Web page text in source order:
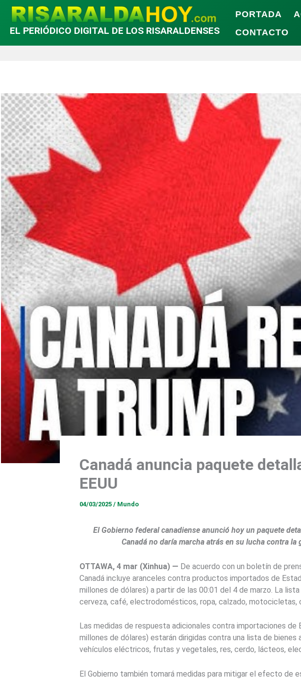
EL PERIÓDICO DIGITAL DE LOS RISARALDENSES
PORTADA
CONTACTO
Canadá anuncia paquete
EEUU
04/03/2025 / Mundo
El Gobierno federal canadiense anunció hoy un paquete
Canadá no daría marcha atrás en su lucha contra
OTTAWA, 4 mar (Xinhua) — De acuerdo con un boletín de
Canadá incluye aranceles contra productos importados de
millones de dólares) a partir de las 00:01 del 4 de marzo. La
cerveza, café, electrodomésticos, ropa, calzado,
Las medidas de respuesta adicionales contra importaciones
millones de dólares) estarán dirigidas contra una lista de
vehículos eléctricos, frutas y vegetales, res, cerdo, lácteos,
El Gobierno también tomará medidas para mitigar el efecto de